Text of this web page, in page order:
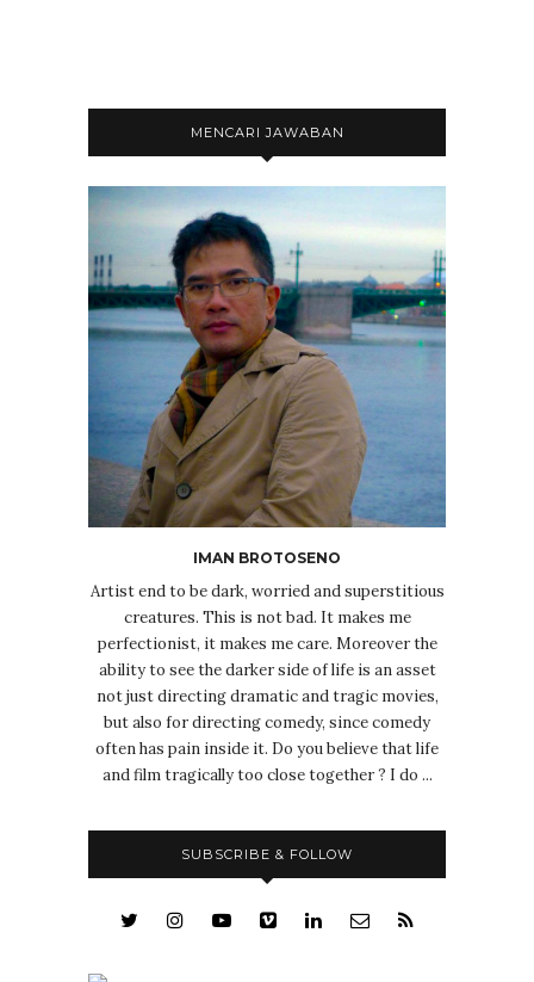
MENCARI JAWABAN
IMAN BROTOSENO
Artist end to be dark, worried and superstitious
creatures. This is not bad. It makes me
perfectionist, it makes me care. Moreover the
ability to see the darker side of life is an asset
not just directing dramatic and tragic movies,
but also for directing comedy, since comedy
often has pain inside it. Do you believe that life
and film tragically too close together ? I do ...
SUBSCRIBE & FOLLOW